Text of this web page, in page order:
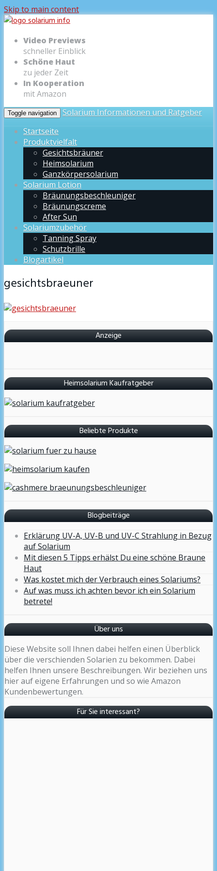
Skip to main content
Video Previews
schneller Einblick
Schöne Haut
zu jeder Zeit
In Kooperation
mit Amazon
Toggle navigation
Solarium Informationen und Ratgeber
Startseite
Produktvielfalt
Gesichtsbräuner
Heimsolarium
Ganzkörpersolarium
Solarium Lotion
Bräunungsbeschleuniger
Bräunungscreme
After Sun
Solariumzubehör
Tanning Spray
Schutzbrille
Blogartikel
gesichtsbraeuner
Anzeige
Heimsolarium Kaufratgeber
Beliebte Produkte
Blogbeiträge
Erklärung UV-A, UV-B und UV-C Strahlung in Bezug
auf Solarium
Mit diesen 5 Tipps erhälst Du eine schöne Braune
Haut
Was kostet mich der Verbrauch eines Solariums?
Auf was muss ich achten bevor ich ein Solarium
betrete!
Über uns
Diese Website soll Ihnen dabei helfen einen Überblick
über die verschienden Solarien zu bekommen. Dabei
helfen Ihnen unsere Beschreibungen. Wir beziehen uns
hier auf eigene Erfahrungen und so wie Amazon
Kundenbewertungen.
Für Sie interessant?